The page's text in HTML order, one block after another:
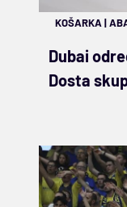
KOŠARKA |
Dubai
Dosta